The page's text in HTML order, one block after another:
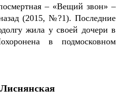
– «Вещий звон» –
(2015, №?1). Последние
жила у своей дочери в
в подмосковном